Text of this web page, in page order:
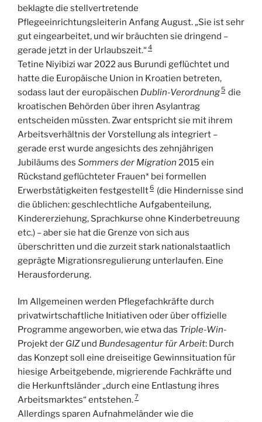
beklagte die stellvertretende
Pflegeeinrichtungsleiterin Anfang August. „Sie ist sehr
gut eingearbeitet, und wir bräuchten sie dringend –
gerade jetzt in der Urlaubszeit.“ 4
Tetine Niyibizi war 2022 aus Burundi geflüchtet und
hatte die Europäische Union in Kroatien betreten,
sodass laut der europäischen Dublin-Verordnung5 die
kroatischen Behörden über ihren Asylantrag
entscheiden müssten. Zwar entspricht sie mit ihrem
Arbeitsverhältnis der Vorstellung als integriert –
gerade erst wurde angesichts des zehnjährigen
Jubiläums des Sommers der Migration 2015 ein
Rückstand geflüchteter Frauen* bei formellen
Erwerbstätigkeiten festgestellt6 (die Hindernisse sind
die üblichen: geschlechtliche Aufgabenteilung,
Kindererziehung, Sprachkurse ohne Kinderbetreuung
etc.) – aber sie hat die Grenze von sich aus
überschritten und die zurzeit stark nationalstaatlich
geprägte Migrationsregulierung unterlaufen. Eine
Herausforderung.
Im Allgemeinen werden Pflegefachkräfte durch
privatwirtschaftliche Initiativen oder über offizielle
Programme angeworben, wie etwa das Triple-Win-
Projekt der GIZund Bundesagentur für Arbeit: Durch
das Konzept soll eine dreiseitige Gewinnsituation für
hiesige Arbeitgebende, migrierende Fachkräfte und
die Herkunftsländer „durch eine Entlastung ihres
Arbeitsmarktes“ entstehen.7
Allerdings sparen Aufnahmeländer wie die